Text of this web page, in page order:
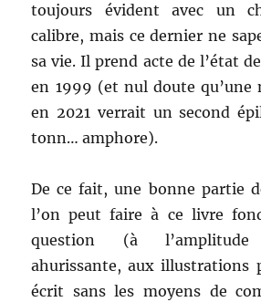
toujours évident avec un
calibre, mais ce dernier ne
sa vie. Il prend acte de l’état
en 1999 (et nul doute qu’une
en 2021 verrait un second
tonn… amphore).
De ce fait, une bonne partie
l’on peut faire à ce livre
question (à l’amplitude
ahurissante, aux illustrations
écrit sans les moyens de